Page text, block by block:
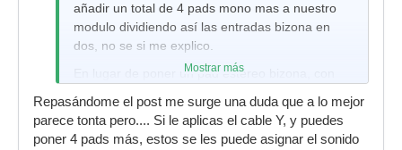
añadir un total de 4 pads mono mas a nuestro
modulo dividiendo así las entradas bizona en
dos, no se si me explico.
En lugar de poner un pad estéreo bizona, con
pads monozona a la misma entrada.
Mostrar más
Repasándome el post me surge una duda que a lo mejor
parece tonta pero.... Si le aplicas el cable Y, y puedes
poner 4 pads más, estos se les puede asignar el sonido